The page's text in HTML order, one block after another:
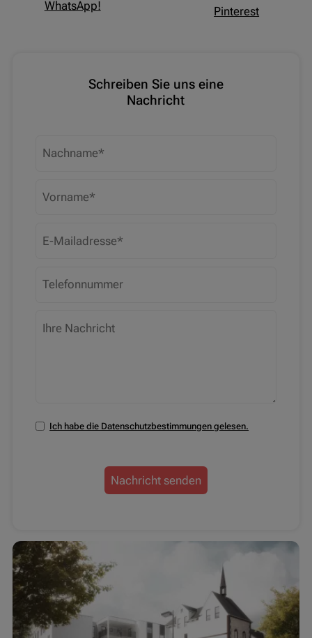
WhatsApp!
Pinterest
Schreiben Sie uns eine
Nachricht
Ich habe die Datenschutzbestimmungen gelesen.
Nachricht senden